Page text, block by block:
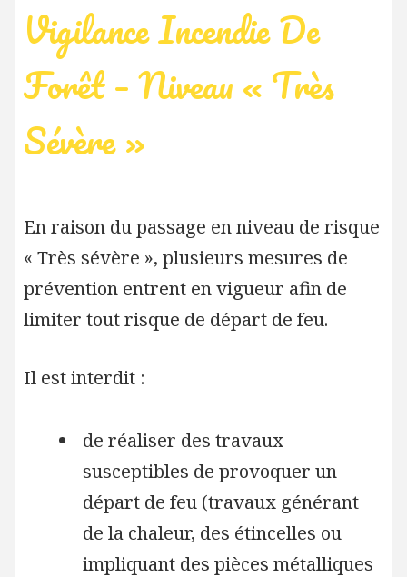
Vigilance Incendie De
Forêt – Niveau « Très
Sévère »
En raison du passage en niveau de risque
« Très sévère », plusieurs mesures de
prévention entrent en vigueur afin de
limiter tout risque de départ de feu.
Il est interdit :
de réaliser des travaux
susceptibles de provoquer un
départ de feu (travaux générant
de la chaleur, des étincelles ou
impliquant des pièces métalliques